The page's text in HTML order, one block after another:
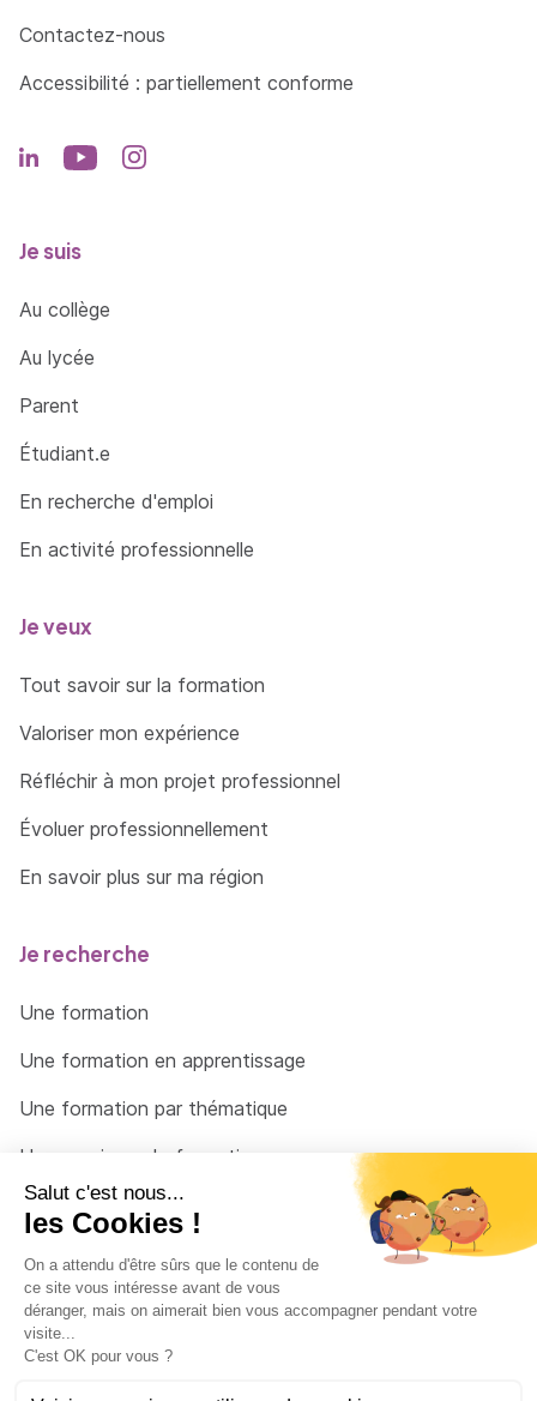
Contactez-nous
Accessibilité : partiellement conforme
Je suis
Au collège
Au lycée
Parent
Étudiant.e
En recherche d'emploi
En activité professionnelle
Je veux
Tout savoir sur la formation
Valoriser mon expérience
Réfléchir à mon projet professionnel
Évoluer professionnellement
En savoir plus sur ma région
Je recherche
Une formation
Une formation en apprentissage
Une formation par thématique
Un organisme de formation
Un conseiller